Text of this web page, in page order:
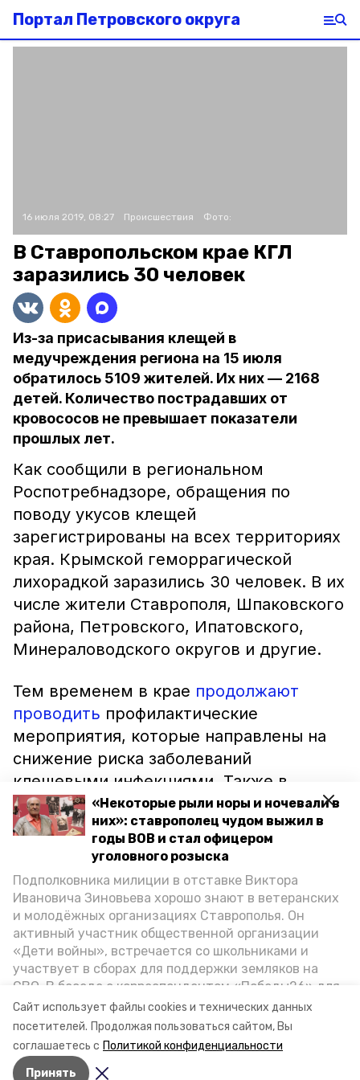
Сайт использует файлы cookies и технических данных
посетителей. Продолжая пользоваться сайтом, Вы
соглашаетесь с Политикой конфиденциальности
Принять
«Некоторые рыли норы и ночевали в
них»: ставрополец чудом выжил в
годы ВОВ и стал офицером
уголовного розыска
Подполковника милиции в отставке Виктора
Ивановича Зиновьева хорошо знают в ветеранских
и молодёжных организациях Ставрополья. Он
активный участник общественной организации
«Дети войны», встречается со школьниками и
участвует в сборах для поддержки земляков на
СВО. В беседе с корреспондентом «Победы26» для
спецпроекта «Дети Великой Отечественной»
ветеран рассказал о зверствах оккупантов в годы
ВОВ, о службе в Москве, «богатыре» Фиделе Кастро
и шпионе Пеньковском, о борьбе с криминалом на
Ставрополье.
Портал Петровского округа
16 июля 2019, 08:27 Происшествия Фото:
В Ставропольском крае КГЛ
заразились 30 человек
Из-за присасывания клещей в
медучреждения региона на 15 июля
обратилось 5109 жителей. Их них — 2168
детей. Количество пострадавших от
кровососов не превышает показатели
прошлых лет.
Как сообщили в региональном
Роспотребнадзоре, обращения по
поводу укусов клещей
зарегистрированы на всех территориях
края. Крымской геморрагической
лихорадкой заразились 30 человек. В их
числе жители Ставрополя, Шпаковского
района, Петровского, Ипатовского,
Минераловодского округов и другие.
Тем временем в крае продолжают
проводить профилактические
мероприятия, которые направлены на
снижение риска заболеваний
клещевыми инфекциями. Также в
регионе организована санитарно-
разъяснительная работа: выпущены
информационные материалы, статьи и
прочее.
Сотрудники ведомства напоминают, что
перед прогулками на природе, нужно
соответствующе одеться. Обувь должна
быть закрытой, а одежда —
препятствовать проникновению
клещей на тело.
Авторы: Ольга Дьякова